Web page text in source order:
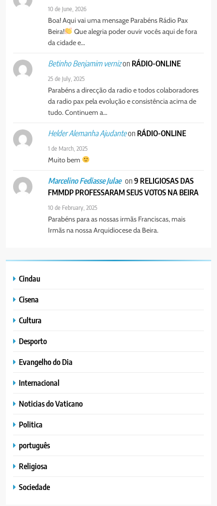
Padre Mubango
MERCADO DE INHAMÍZUA:
TRANSFERÊNCIA DOS
VENDEDORES FOI ACEITE, MAS
SURGIRAM RESISTÊNCIAS PELO
CAMINHO
PORTUGUÊS SOCIEDADE
PAX NOTICIAS EDIÇÃO 28 DE
JUNHO DE 2026
PORTUGUÊS
10 de June, 2026
Boa! Aqui vai uma mensage Parabéns Rádio Pax
Beira!
Que alegria poder ouvir vocês aqui de fora
da cidade e…
Betinho Benjamim vernizon RÁDIO-ONLINE
25 de July, 2025
Parabéns a direcção da radio e todos colaboradores
da radio pax pela evolução e consistência acima de
tudo. Continuem a…
Helder Alemanha Ajudanteon RÁDIO-ONLINE
1 de March, 2025
Muito bem
Marcelino Fediasse Julae on9 RELIGIOSAS DAS
FMMDP PROFESSARAM SEUS VOTOS NA BEIRA
10 de February, 2025
Parabéns para as nossas irmãs Franciscas, mais
Irmãs na nossa Arquidiocese da Beira.
Cindau
Cisena
Cultura
Desporto
Evangelho do Dia
Internacional
Noticias do Vaticano
Politica
português
Religiosa
Sociedade